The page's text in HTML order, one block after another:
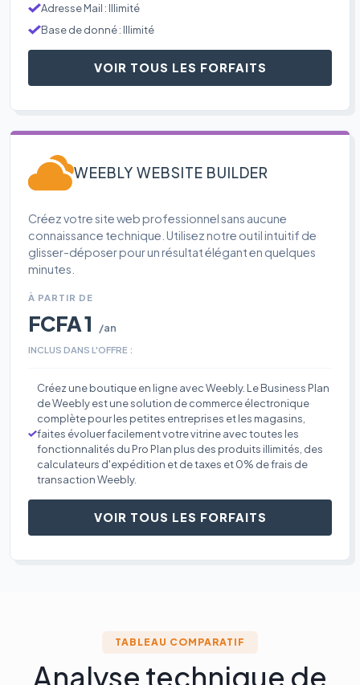
Adresse Mail : Illimité
Base de donné : Illimité
VOIR TOUS LES FORFAITS
WEEBLY WEBSITE BUILDER
Créez votre site web professionnel sans aucune
connaissance technique. Utilisez notre outil intuitif de
glisser-déposer pour un résultat élégant en quelques
minutes.
À PARTIR DE
FCFA 1 /an
INCLUS DANS L'OFFRE :
Créez une boutique en ligne avec Weebly. Le Business Plan
de Weebly est une solution de commerce électronique
complète pour les petites entreprises et les magasins,
faites évoluer facilement votre vitrine avec toutes les
fonctionnalités du Pro Plan plus des produits illimités, des
calculateurs d'expédition et de taxes et 0% de frais de
transaction Weebly.
VOIR TOUS LES FORFAITS
TABLEAU COMPARATIF
Analyse technique de